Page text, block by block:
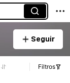
Seguir
Filtros